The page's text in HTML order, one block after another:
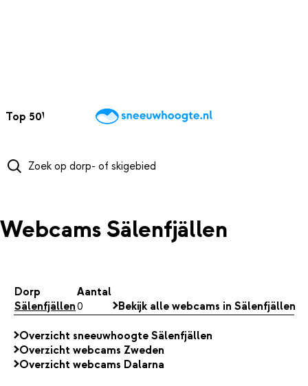
Top 50Webcams WintersportweerKaarten
Webcams Sälenfjällen
Dorp
Aantal
Sälenfjällen0 Bekijk alle webcams in Sälenfjällen
Overzicht sneeuwhoogte Sälenfjällen
Overzicht webcams Zweden
Overzicht webcams Dalarna